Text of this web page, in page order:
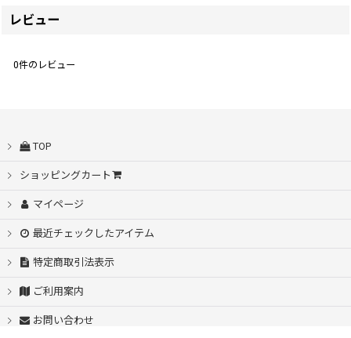
レビュー
0件のレビュー
TOP
ショッピングカート
マイページ
最近チェックしたアイテム
特定商取引法表示
ご利用案内
お問い合わせ